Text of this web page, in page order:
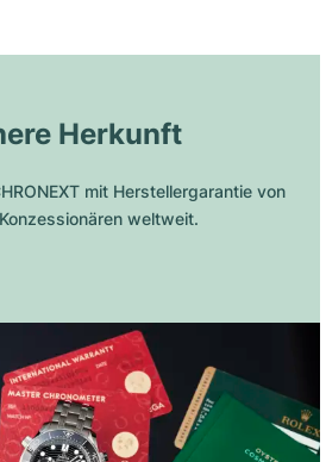
Herkunft
mit Herstellergarantie von
weltweit.